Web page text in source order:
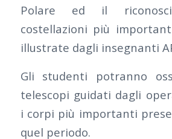
Polare ed il
costellazioni più
illustrate dagli insegnanti
Gli studenti potranno
telescopi guidati dagli
i corpi più importanti
quel periodo.